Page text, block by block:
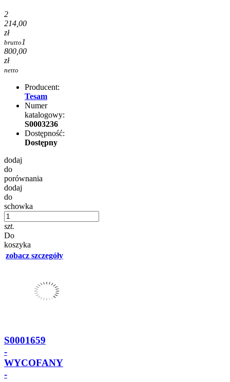
2
214,00
zł
brutto 1
800,00
zł
netto
Producent:
Tesam
Numer
katalogowy:
S0003236
Dostępność:
Dostępny
dodaj
do
porównania
dodaj
do
schowka
szt.
Do
koszyka
zobacz szczegóły
S0001659
-
WYCOFANY
-